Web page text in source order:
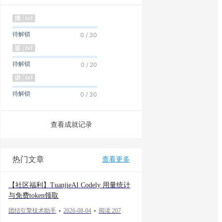
待解锁 0 / 30
待解锁 0 / 20
待解锁 0 / 30
查看成就记录
热门文章 查看更多
【社区福利】TuanjieAI Codely 用量统计
与免费token领取
团结引擎技术助手 2026-08-04 阅读 207